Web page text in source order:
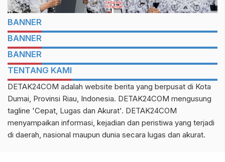
BANNER
BANNER
BANNER
TENTANG KAMI
DETAK24COM adalah website berita yang berpusat di Kota
Dumai, Provinsi Riau, Indonesia. DETAK24COM mengusung
tagline 'Cepat, Lugas dan Akurat'. DETAK24COM
menyampaikan informasi, kejadian dan peristiwa yang terjadi
di daerah, nasional maupun dunia secara lugas dan akurat.